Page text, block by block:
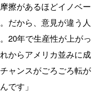
擦があるほどイノベー
だから、意見が違う人
20年で生産性が上がっ
からアメリカ並みに成
ャンスがごろごろ転が
です」